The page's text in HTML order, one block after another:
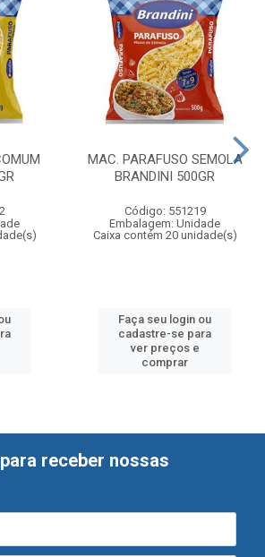
MAC. PARAFUSO SEMOLA
BRANDINI 500GR
Código: 551219
Embalagem: Unidade
Caixa contém 20 unidade(s)
Faça seu login ou
cadastre-se para
ver preços e
comprar
receber nossas